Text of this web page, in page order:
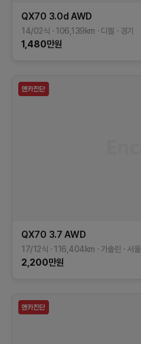
QX70 3.0d AWD
14/02식 106,139km 디젤 경기
1,480만원
QX70 3.7 AWD
17/12식 116,404km 가솔린 서울
2,200만원